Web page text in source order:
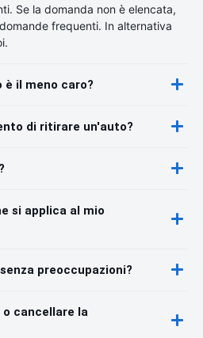
Se la domanda non è elencata,
frequenti. In alternativa
è il meno caro?
di ritirare un'auto?
si applica al mio
preoccupazioni?
o cancellare la